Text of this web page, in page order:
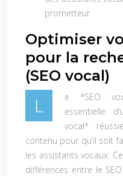
prometteur
Optimiser
pour la
(SEO vocal)
L
e *SEO
essentielle
vocal*
contenu pour qu’il soit
les assistants vocaux.
différences entre le